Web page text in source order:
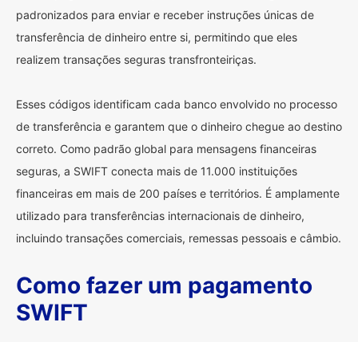
padronizados para enviar e receber instruções únicas de
transferência de dinheiro entre si, permitindo que eles
realizem transações seguras transfronteiriças.
Esses códigos identificam cada banco envolvido no processo
de transferência e garantem que o dinheiro chegue ao destino
correto. Como padrão global para mensagens financeiras
seguras, a SWIFT conecta mais de 11.000 instituições
financeiras em mais de 200 países e territórios. É amplamente
utilizado para transferências internacionais de dinheiro,
incluindo transações comerciais, remessas pessoais e câmbio.
Como fazer um pagamento
SWIFT